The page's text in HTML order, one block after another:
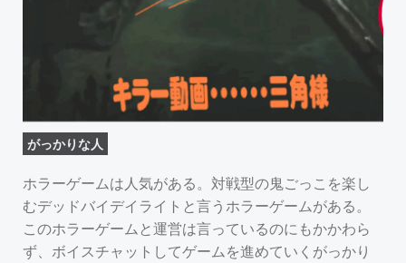
がっかりな人
ホラーゲームは人気がある。対戦型の鬼ごっこを楽し
むデッドバイデイライトと言うホラーゲームがある。
このホラーゲームと運営は言っているのにもかかわら
ず、ボイスチャットしてゲームを進めていくがっかり